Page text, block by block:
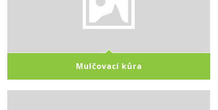
Mulčovací kůra